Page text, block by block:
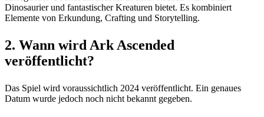
Dinosaurier und fantastischer Kreaturen bietet. Es kombiniert
Elemente von Erkundung, Crafting und Storytelling.
2. Wann wird Ark Ascended
veröffentlicht?
Das Spiel wird voraussichtlich 2024 veröffentlicht. Ein genaues
Datum wurde jedoch noch nicht bekannt gegeben.